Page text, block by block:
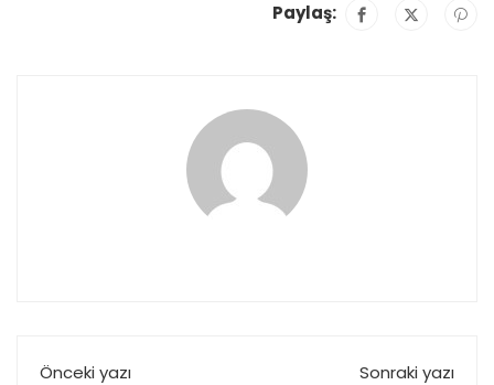
Paylaş:
Önceki yazı Sonraki yazı